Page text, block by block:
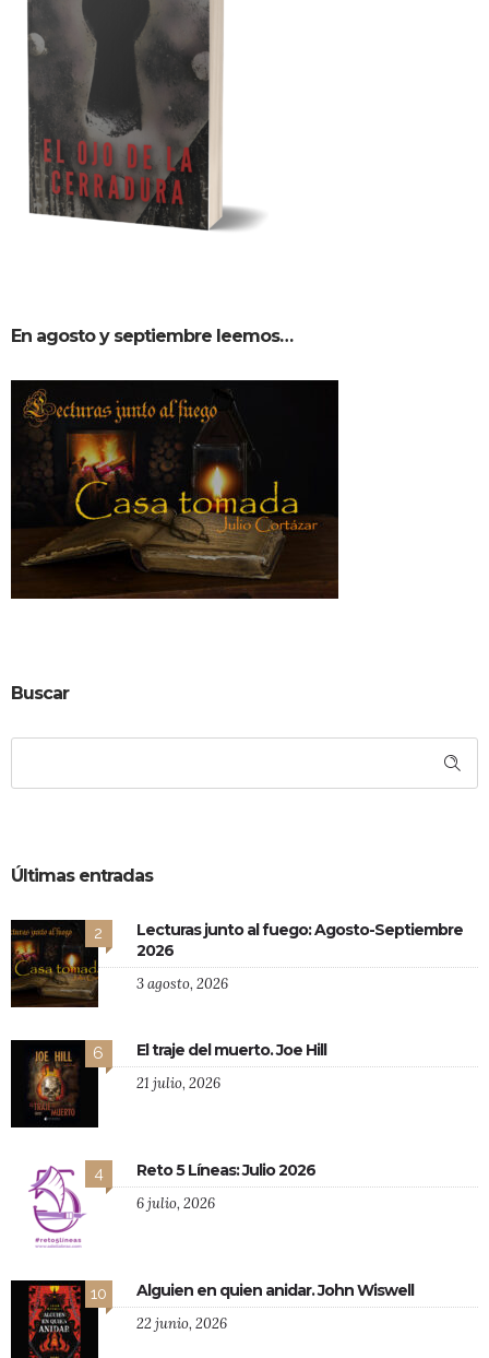
En agosto y septiembre leemos…
Buscar
Últimas entradas
2
Lecturas junto al fuego: Agosto-Septiembre
2026
3 agosto, 2026
6 El traje del muerto. Joe Hill
21 julio, 2026
4 Reto 5 Líneas: Julio 2026
6 julio, 2026
10 Alguien en quien anidar. John Wiswell
22 junio, 2026